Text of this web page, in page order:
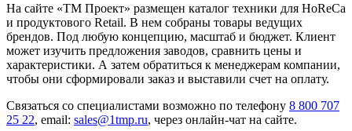
На сайте «ТМ Проект» размещен каталог техники для HoReCa
и продуктового Retail. В нем собраны товары ведущих
брендов. Под любую концепцию, масштаб и бюджет. Клиент
может изучить предложения заводов, сравнить цены и
характеристики. А затем обратиться к менеджерам компании,
чтобы они сформировали заказ и выставили счет на оплату.
Связаться со специалистами возможно по телефону 8 800 707
25 22, email: sales@1tmp.ru, через онлайн-чат на сайте.